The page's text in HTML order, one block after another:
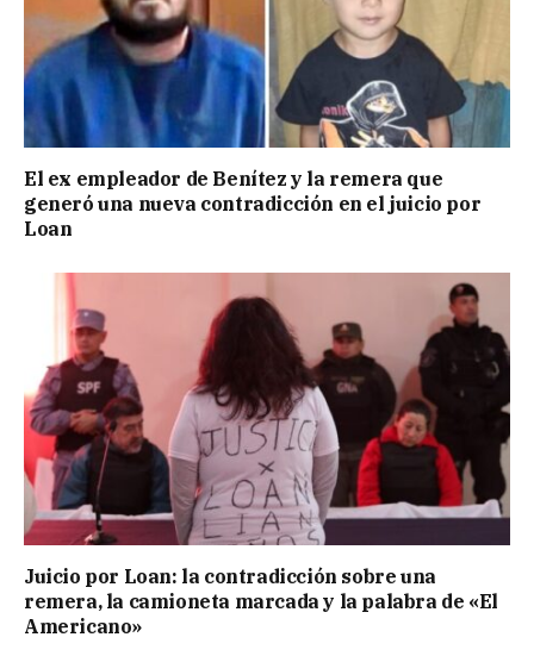
El ex empleador de Benítez y la remera que
generó una nueva contradicción en el juicio por
Loan
Juicio por Loan: la contradicción sobre una
remera, la camioneta marcada y la palabra de «El
Americano»